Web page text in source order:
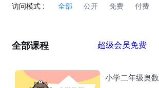
访问模式 : 全部 公开 免费 付费
全部课程 超级会员免费
小学二年级奥数